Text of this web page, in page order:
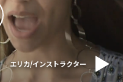
エリカ/インストラクター